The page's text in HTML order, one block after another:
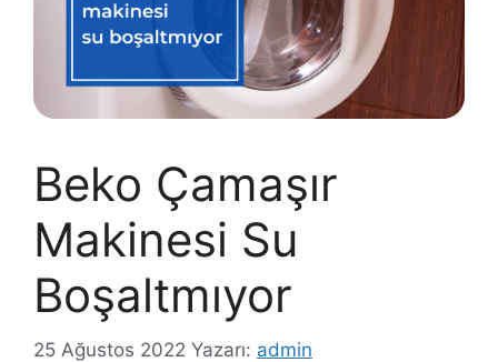
Beko Çamaşır
Makinesi Su
Boşaltmıyor
25 Ağustos 2022 Yazarı: admin